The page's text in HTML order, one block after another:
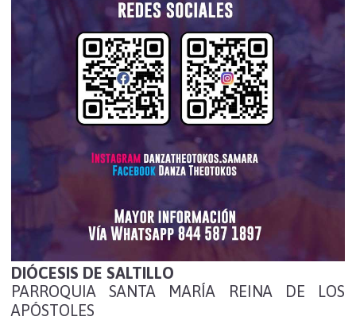
DIÓCESIS DE SALTILLO
PARROQUIA SANTA MARÍA REINA DE LOS
APÓSTOLES